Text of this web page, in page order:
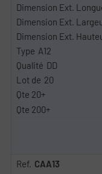
A12
DD
20
CAA13